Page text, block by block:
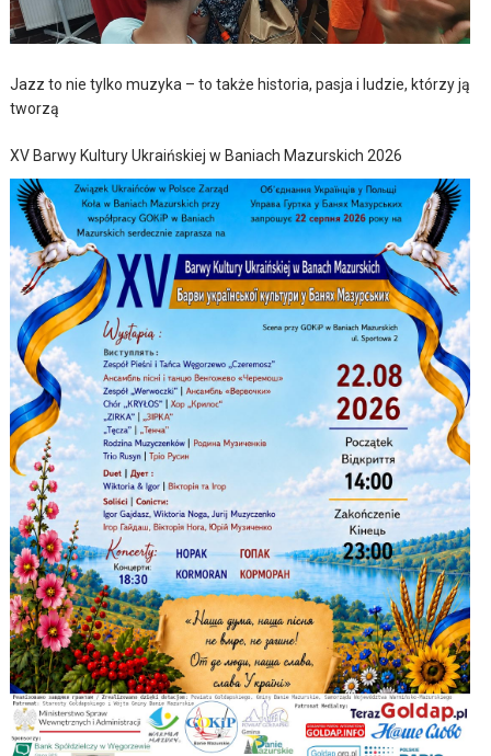
Jazz to nie tylko muzyka – to także historia, pasja i ludzie, którzy ją
tworzą
XV Barwy Kultury Ukraińskiej w Baniach Mazurskich 2026